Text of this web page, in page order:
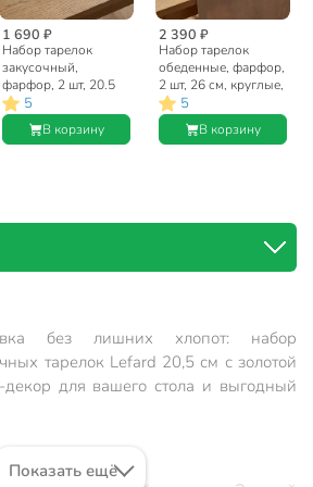
1 690 ₽
Набор тарелок
закусочный,
фарфор, 2 шт, 20.5
см, круглый,
Inspiration Золотой
цветок, Lefard, 422-
5
В корзину
2 390 ₽
Набор тарелок
обеденные, фарфор,
2 шт, 26 см, круглые,
Inspiration Золотой
цветок, Lefard, 422-
120, белые
5
В корзину
без лишних хлопот: набор
тарелок Lefard 20,5 см с золотой
для вашего стола и выгодный
Показать ещё